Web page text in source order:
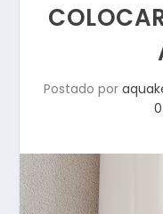
Postado por
0